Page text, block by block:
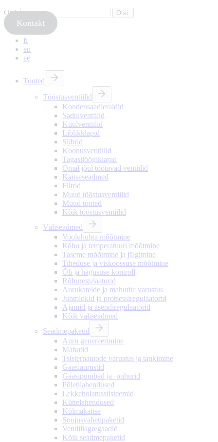
Otsi:
Kontakt
fi
en
ee
Tooted
Tööstusventiilid
Kondensaadieraldid
Sadulventiilid
Kuulventiilid
Liblikklapid
Siibrid
Koonusventiilid
Tagasilöögiklapid
Omal jõul töötavad ventiilid
Kaitseseadmed
Filtrid
Muud tööstusventiilid
Muud tooted
Kõik tööstusventiilid
Väliseadmed
Vooluhulga mõõtmine
Rõhu ja temperatuuri mõõtmine
Taseme mõõtmine ja jälgimine
Tiheduse ja viskoossuse mõõtmine
Õli ja hägususe kontroll
Rõhuregulaatorid
Aurukatelde ja mahutite varustus
Juhtplokid ja protsessiregulaatorid
Ajamid ja asendiregulaatorid
Kõik väliseadmed
Seadmepaketid
Auru genereerimine
Mahutid
Tsisternautode varustus ja tankimine
Gaasiaurustid
Gaasipumbad ja -puhurid
Põletilahendused
Lekkehoiatussüsteemid
Küttelahendused
Külmakaitse
Soojusvahetipaketid
Ventiiliagregaadid
Kõik seadmepaketid